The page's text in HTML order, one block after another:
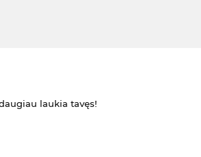
laukia tavęs!